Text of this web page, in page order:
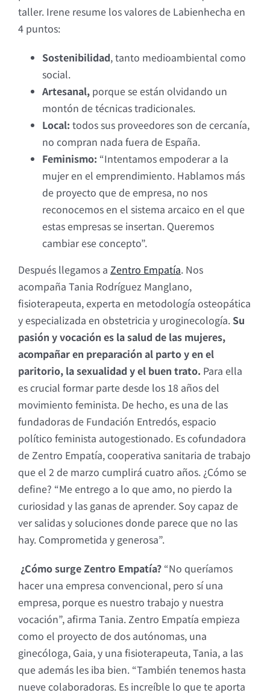
taller. Irene resume los valores de Labienhecha en
4 puntos:
Sostenibilidad, tanto medioambiental como
social.
Artesanal, porque se están olvidando un
montón de técnicas tradicionales.
Local: todos sus proveedores son de cercanía,
no compran nada fuera de España.
Feminismo: “Intentamos empoderar a la
mujer en el emprendimiento. Hablamos más
de proyecto que de empresa, no nos
reconocemos en el sistema arcaico en el que
estas empresas se insertan. Queremos
cambiar ese concepto”.
Después llegamos a Zentro Empatía. Nos
acompaña Tania Rodríguez Manglano,
fisioterapeuta, experta en metodología osteopática
y especializada en obstetricia y uroginecología. Su
pasión y vocación es la salud de las mujeres,
acompañar en preparación al parto y en el
paritorio, la sexualidad y el buen trato. Para ella
es crucial formar parte desde los 18 años del
movimiento feminista. De hecho, es una de las
fundadoras de Fundación Entredós, espacio
político feminista autogestionado. Es cofundadora
de Zentro Empatía, cooperativa sanitaria de trabajo
que el 2 de marzo cumplirá cuatro años. ¿Cómo se
define? “Me entrego a lo que amo, no pierdo la
curiosidad y las ganas de aprender. Soy capaz de
ver salidas y soluciones donde parece que no las
hay. Comprometida y generosa”.
¿Cómo surge Zentro Empatía? “No queríamos
hacer una empresa convencional, pero sí una
empresa, porque es nuestro trabajo y nuestra
vocación”, afirma Tania. Zentro Empatía empieza
como el proyecto de dos autónomas, una
ginecóloga, Gaia, y una fisioterapeuta, Tania, a las
que además les iba bien. “También tenemos hasta
nueve colaboradoras. Es increíble lo que te aporta